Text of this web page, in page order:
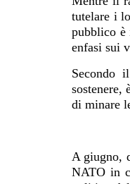
tutelare i
pubblico è
enfasi sui
Secondo
sostenere,
di minare
A giugno,
NATO in